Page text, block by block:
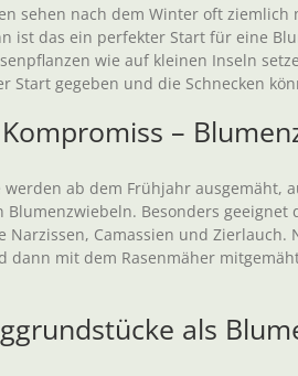
sehen nach dem Winter oft
ist das ein perfekter Start für eine
wie auf kleinen Inseln
Start gegeben und die Schnecken
–
werden ab dem Frühjahr
Blumenzwiebeln. Besonders
Narzissen, Camassien und Zierlauch.
dann mit dem Rasenmäher
als